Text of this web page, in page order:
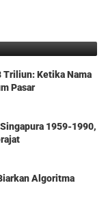
Nobel
Triliun: Ketika Nama
Pasar
Algoritma